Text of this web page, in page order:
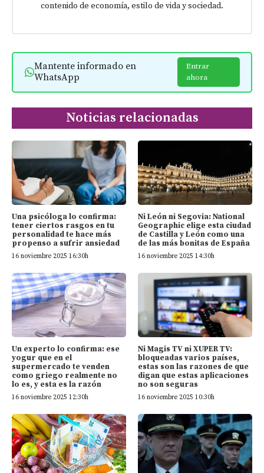
contenido de economía, estilo de vida y sociedad.
Mantente informado en
WhatsApp
Entrar
ahora
Noticias relacionadas
Una psicóloga lo confirma:
tener ciertos rasgos en tu
personalidad te hace más
propenso a sufrir ansiedad
16 noviembre 2025 16:30h
Ni León ni Segovia: National
Geographic elige esta ciudad
de Castilla y León como una
de las más bonitas de España
16 noviembre 2025 14:30h
Un experto lo confirma: ese
yogur que en el
supermercado te venden
como griego realmente no
lo es, y esta es la razón
16 noviembre 2025 12:30h
Ni Magis TV ni XUPER TV:
bloqueadas varios países,
estas son las razones de que
digan que estas aplicaciones
no son seguras
16 noviembre 2025 10:30h